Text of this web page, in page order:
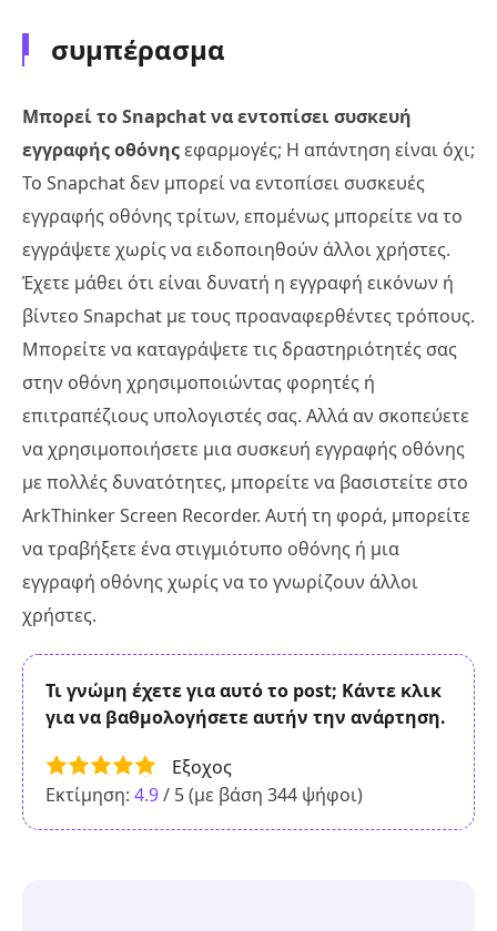
συμπέρασμα
Μπορεί το Snapchat να εντοπίσει συσκευή
εγγραφής οθόνηςεφαρμογές; Η απάντηση είναι όχι;
Το Snapchat δεν μπορεί να εντοπίσει συσκευές
εγγραφής οθόνης τρίτων, επομένως μπορείτε να το
εγγράψετε χωρίς να ειδοποιηθούν άλλοι χρήστες.
Έχετε μάθει ότι είναι δυνατή η εγγραφή εικόνων ή
βίντεο Snapchat με τους προαναφερθέντες τρόπους.
Μπορείτε να καταγράψετε τις δραστηριότητές σας
στην οθόνη χρησιμοποιώντας φορητές ή
επιτραπέζιους υπολογιστές σας. Αλλά αν σκοπεύετε
να χρησιμοποιήσετε μια συσκευή εγγραφής οθόνης
με πολλές δυνατότητες, μπορείτε να βασιστείτε στο
ArkThinker Screen Recorder. Αυτή τη φορά, μπορείτε
να τραβήξετε ένα στιγμιότυπο οθόνης ή μια
εγγραφή οθόνης χωρίς να το γνωρίζουν άλλοι
χρήστες.
Τι γνώμη έχετε για αυτό το post; Κάντε κλικ
για να βαθμολογήσετε αυτήν την ανάρτηση.
Εξοχος
Εκτίμηση: 4.9/ 5 (με βάση 344 ψήφοι)